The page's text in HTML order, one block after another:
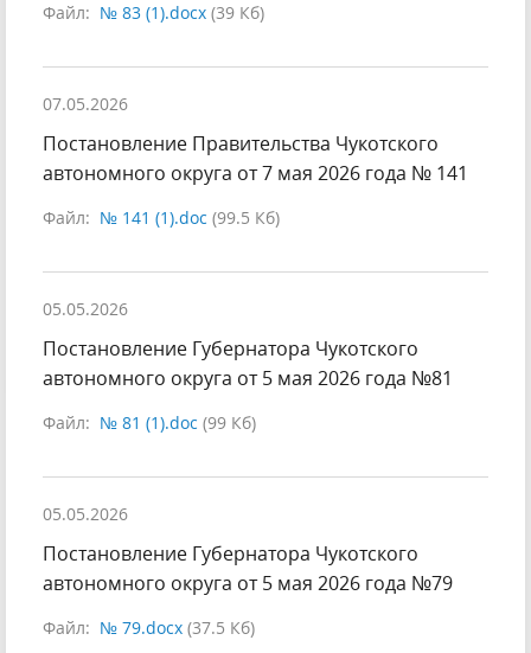
Файл: № 83 (1).docx (39 Кб)
07.05.2026
Постановление Правительства Чукотского
автономного округа от 7 мая 2026 года № 141
Файл: № 141 (1).doc (99.5 Кб)
05.05.2026
Постановление Губернатора Чукотского
автономного округа от 5 мая 2026 года №81
Файл: № 81 (1).doc (99 Кб)
05.05.2026
Постановление Губернатора Чукотского
автономного округа от 5 мая 2026 года №79
Файл: № 79.docx (37.5 Кб)